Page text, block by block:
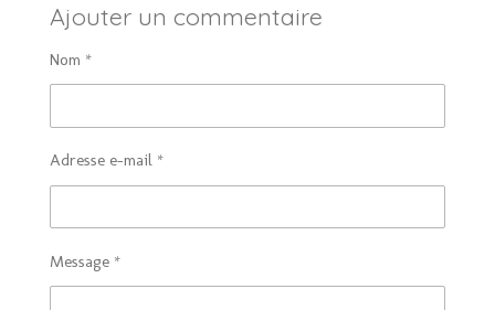
t
a
e
t
a
t
a
t
a
Ajouter un commentaire
Nom *
Adresse e-mail *
Message *